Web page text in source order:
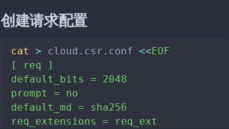
创建请求配置
cat > cloud.csr.conf <<EOF
[ req ]
default_bits = 2048
prompt = no
default_md = sha256
req_extensions = req_ext